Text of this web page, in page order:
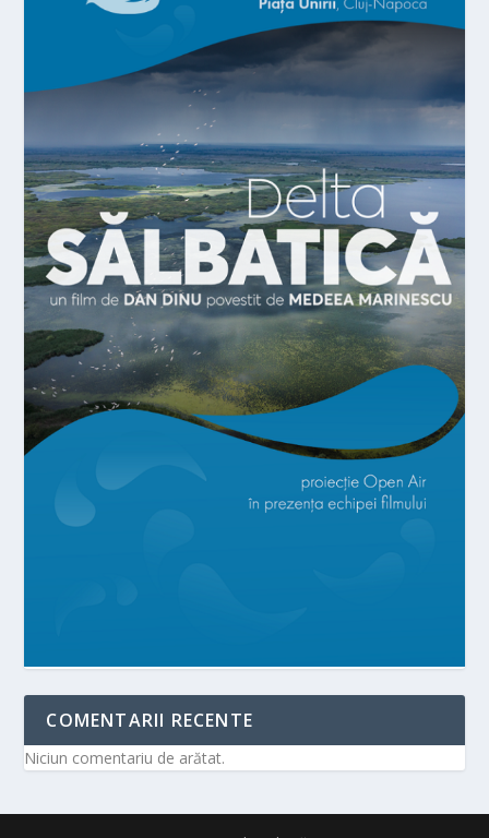
COMENTARII RECENTE
Niciun comentariu de arătat.